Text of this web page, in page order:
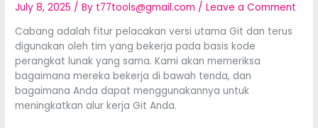
July 8, 2025 / By t77tools@gmail.com /Leave a Comment
Cabang adalah fitur pelacakan versi utama Git dan terus
digunakan oleh tim yang bekerja pada basis kode
perangkat lunak yang sama. Kami akan memeriksa
bagaimana mereka bekerja di bawah tenda, dan
bagaimana Anda dapat menggunakannya untuk
meningkatkan alur kerja Git Anda.